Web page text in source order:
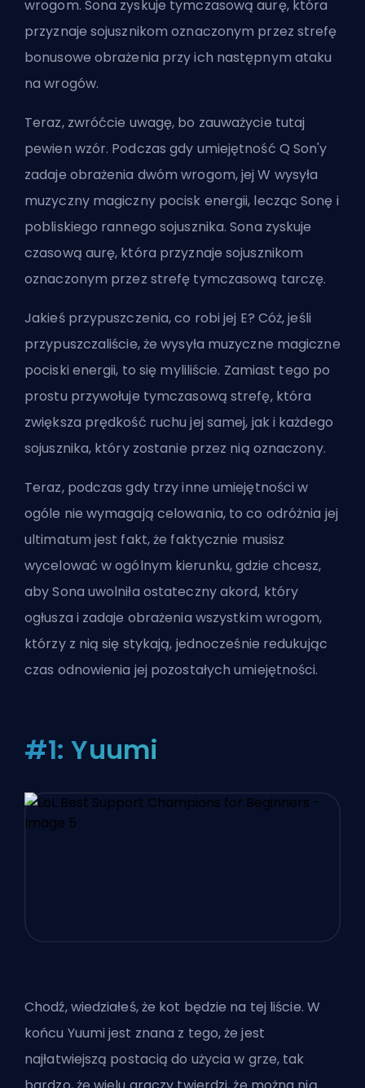
wrogom. Sona zyskuje tymczasową aurę, która
przyznaje sojusznikom oznaczonym przez strefę
bonusowe obrażenia przy ich następnym ataku
na wrogów.
Teraz, zwróćcie uwagę, bo zauważycie tutaj
pewien wzór. Podczas gdy umiejętność Q Son'y
zadaje obrażenia dwóm wrogom, jej W wysyła
muzyczny magiczny pocisk energii, lecząc Sonę i
pobliskiego rannego sojusznika. Sona zyskuje
czasową aurę, która przyznaje sojusznikom
oznaczonym przez strefę tymczasową tarczę.
Jakieś przypuszczenia, co robi jej E? Cóż, jeśli
przypuszczaliście, że wysyła muzyczne magiczne
pociski energii, to się myliliście. Zamiast tego po
prostu przywołuje tymczasową strefę, która
zwiększa prędkość ruchu jej samej, jak i każdego
sojusznika, który zostanie przez nią oznaczony.
Teraz, podczas gdy trzy inne umiejętności w
ogóle nie wymagają celowania, to co odróżnia jej
ultimatum jest fakt, że faktycznie musisz
wycelować w ogólnym kierunku, gdzie chcesz,
aby Sona uwolniła ostateczny akord, który
ogłusza i zadaje obrażenia wszystkim wrogom,
którzy z nią się stykają, jednocześnie redukując
czas odnowienia jej pozostałych umiejętności.
#1: Yuumi
Chodź, wiedziałeś, że kot będzie na tej liście. W
końcu Yuumi jest znana z tego, że jest
najłatwiejszą postacią do użycia w grze, tak